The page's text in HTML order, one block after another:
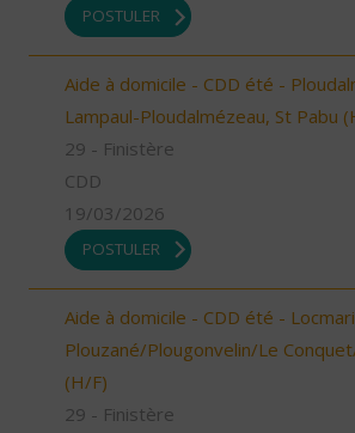
POSTULER
Aide à domicile - CDD été -
Lampaul-Ploudalmézeau, St Pabu
29 - Finistère
CDD
19/03/2026
POSTULER
Aide à domicile - CDD été -
Plouzané/Plougonvelin/Le
(H/F)
29 - Finistère